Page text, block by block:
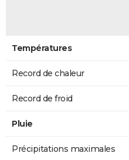
Températures
Record de chaleur
Record de froid
Pluie
Précipitations maximales